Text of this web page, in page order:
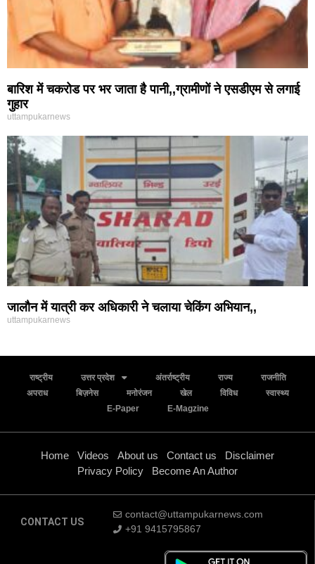
बारिश में चकरोड पर भर जाता है पानी,,ग्रामीणों ने एसडीएम से लगाई
गुहार
uttampukarnews
जालौन में यात्री कर अधिकारी ने चलाया चेकिंग अभियान,,
uttampukarnews
राष्ट्रीय उत्तर प्रदेश अंतर्राष्ट्रीय राज्य
राजनीति
अपराध
बिज़नेस मनोरंजन खेल विविध
स्वास्थ्य
E-Paper
E-Magzine
Home Videos About us Contact us
Disclaimer
Privacy Policy
Become An Author
CONTACT US
contact@uttampukarnews.com
+91 9415795867